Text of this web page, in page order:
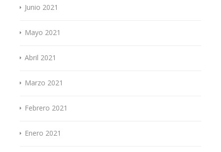
Junio 2021
Mayo 2021
Abril 2021
Marzo 2021
Febrero 2021
Enero 2021